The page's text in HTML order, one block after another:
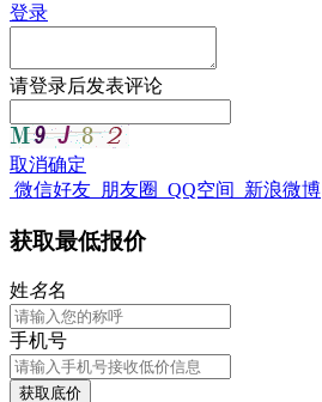
登录
请登录后发表评论
取消确定
微信好友 朋友圈 QQ空间 新浪微博
获取最低报价
姓名名
手机号
获取底价